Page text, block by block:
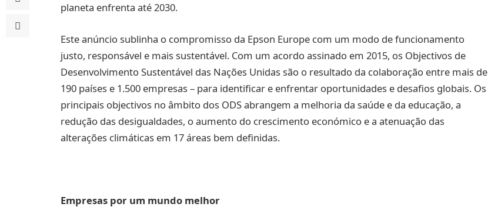
planeta enfrenta até 2030.
Este anúncio sublinha o compromisso da Epson Europe com um modo de funcionamento
justo, responsável e mais sustentável. Com um acordo assinado em 2015, os Objectivos de
Desenvolvimento Sustentável das Nações Unidas são o resultado da colaboração entre mais de
190 países e 1.500 empresas – para identificar e enfrentar oportunidades e desafios globais. Os
principais objectivos no âmbito dos ODS abrangem a melhoria da saúde e da educação, a
redução das desigualdades, o aumento do crescimento económico e a atenuação das
alterações climáticas em 17 áreas bem definidas.
Empresas por um mundo melhor